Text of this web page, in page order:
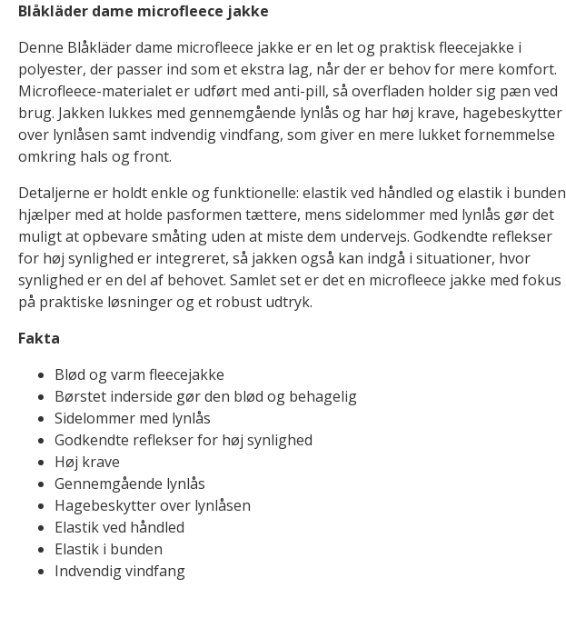
Blåkläder dame microfleece jakke
Denne Blåkläder dame microfleece jakke er en let og praktisk fleecejakke i
polyester, der passer ind som et ekstra lag, når der er behov for mere komfort.
Microfleece-materialet er udført med anti-pill, så overfladen holder sig pæn ved
brug. Jakken lukkes med gennemgående lynlås og har høj krave, hagebeskytter
over lynlåsen samt indvendig vindfang, som giver en mere lukket fornemmelse
omkring hals og front.
Detaljerne er holdt enkle og funktionelle: elastik ved håndled og elastik i bunden
hjælper med at holde pasformen tættere, mens sidelommer med lynlås gør det
muligt at opbevare småting uden at miste dem undervejs. Godkendte reflekser
for høj synlighed er integreret, så jakken også kan indgå i situationer, hvor
synlighed er en del af behovet. Samlet set er det en microfleece jakke med fokus
på praktiske løsninger og et robust udtryk.
Fakta
Blød og varm fleecejakke
Børstet inderside gør den blød og behagelig
Sidelommer med lynlås
Godkendte reflekser for høj synlighed
Høj krave
Gennemgående lynlås
Hagebeskytter over lynlåsen
Elastik ved håndled
Elastik i bunden
Indvendig vindfang